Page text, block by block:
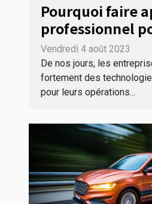
Pourquoi faire
professionnel
l'installation
votre réseau
?
Vendredi 4 août 2023
De nos jours, les
fortement des
pour leurs opérations...